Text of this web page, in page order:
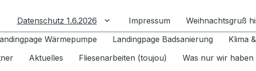
für Ratgeber umschalten
Datenschutz 1.6.2026 Untermenü für Datenschutz 1.6.2026
Impressum Weihnachtsgruß
Wärmepumpe Landingpage Badsanierung
Klima
Aktuelles Fliesenarbeiten (toujou) Was nur wir haben